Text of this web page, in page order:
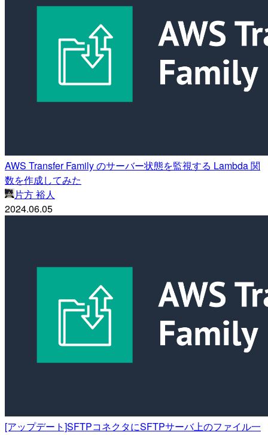
AWS Transfer Family のサーバー状態を監視する Lambda 関
数を作成してみた
片方 裕人
2024.06.05
[アップデート]SFTPコネクタにSFTPサーバ上のファイル一